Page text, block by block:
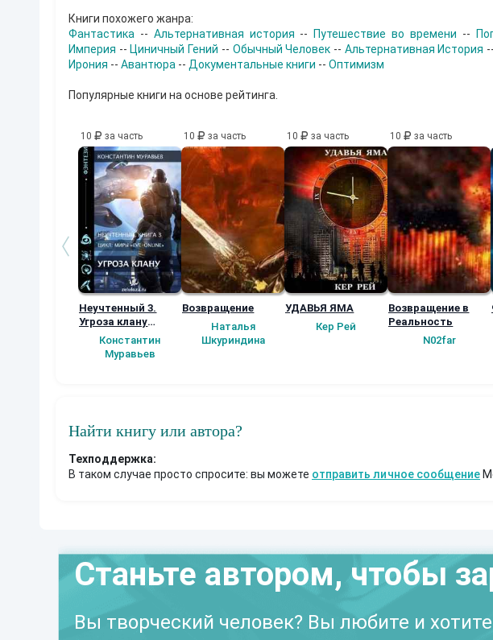
Книги похожего жанра:
Фантастика -- Альтернативная история -- Путешествие во времени --
Империя -- Циничный Гений -- Обычный Человек -- Альтернативная История --
Ирония -- Авантюра -- Документальные книги -- Оптимизм
Популярные книги на основе рейтинга.
10 за часть
Неучтенный 3.
Угроза клану
(Альтернативное
продолжение)
Константин
Муравьев
10 за часть
Возвращение
Наталья
Шкуриндина
10 за часть
УДАВЬЯ ЯМА
Кер Рей
10 за часть
Возвращение в
Реальность
N02far
Найти книгу или автора?
Техподдержка:
В таком случае просто спросите: вы можете отправить личное сообщение
Станьте автором, чтобы
Вы творческий человек? Вы любите и